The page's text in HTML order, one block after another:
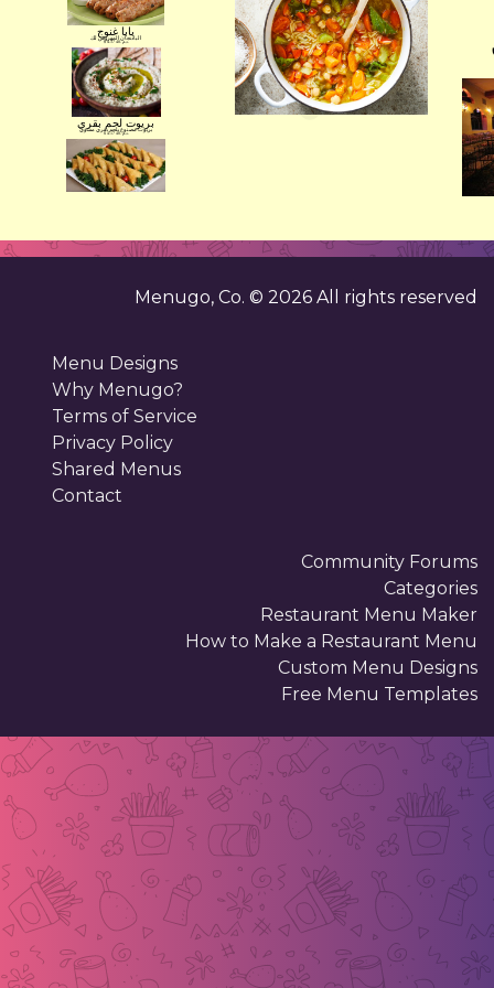
بابا غنوج
الباذنجان المهروس لك
$ 4.17 د.م .40.
بريوت لحم بقري
بريوت مصنوع بلحم بقري مشوي
$ 4.17 د.م .40.
Menugo, Co. © 2026 All rights reserved
Menu Designs
Why Menugo?
Terms of Service
Privacy Policy
Shared Menus
Contact
Community Forums
Categories
Restaurant Menu Maker
How to Make a Restaurant Menu
Custom Menu Designs
Free Menu Templates